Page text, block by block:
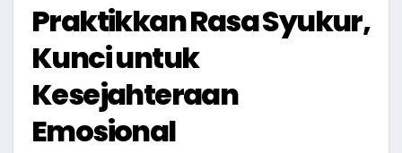
Praktikkan Rasa Syukur,
Kunci untuk
Kesejahteraan
Emosional